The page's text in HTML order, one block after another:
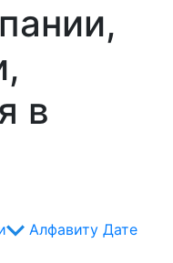
в
Алфавиту Дате